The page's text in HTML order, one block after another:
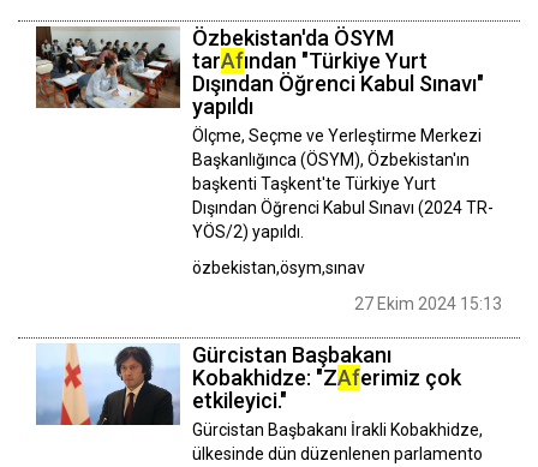
Özbekistan'da ÖSYM
tarAfından "Türkiye Yurt
Dışından Öğrenci Kabul Sınavı"
yapıldı
Ölçme, Seçme ve Yerleştirme Merkezi
Başkanlığınca (ÖSYM), Özbekistan'ın
başkenti Taşkent'te Türkiye Yurt
Dışından Öğrenci Kabul Sınavı (2024 TR-
YÖS/2) yapıldı.
özbekistan,ösym,sınav
27 Ekim 2024 15:13
Gürcistan Başbakanı
Kobakhidze: "ZAferimiz çok
etkileyici."
Gürcistan Başbakanı İrakli Kobakhidze,
ülkesinde dün düzenlenen parlamento